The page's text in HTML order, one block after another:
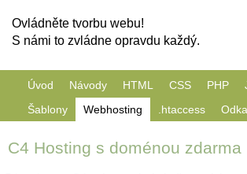
Ovládněte tvorbu webu!
S námi to zvládne opravdu každý.
Úvod Návody HTML CSS PHP
Šablony
Webhosting .htaccess
C4 Hosting s doménou zdarma